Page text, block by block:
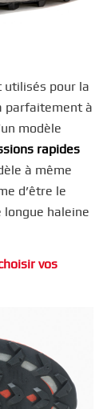
utilisés pour la
parfaitement à
modèle
rapides
à même
d’être le
longue haleine
vos